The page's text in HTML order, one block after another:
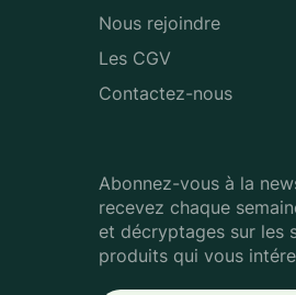
Nous rejoindre
Les CGV
Contactez-nous
Abonnez-vous à la
recevez chaque
et décryptages sur les
produits qui vous